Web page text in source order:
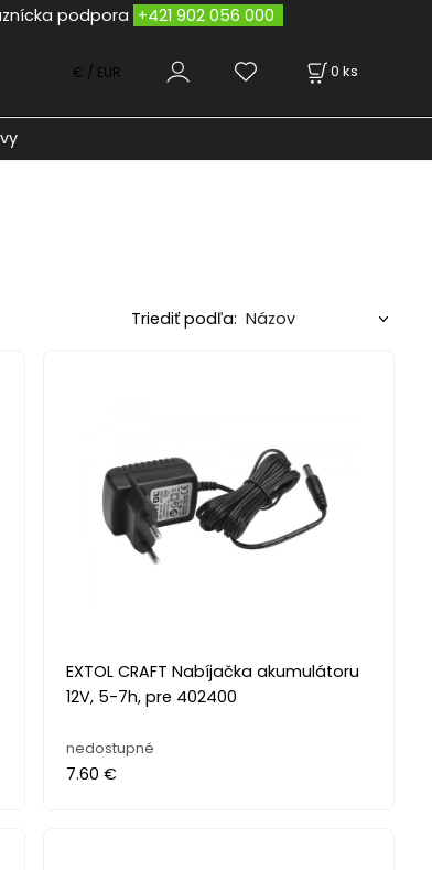
+421 902 056 000
0 ks
€ / EUR
Triediť podľa:
EXTOL CRAFT Nabíjačka akumulátoru
12V, 5-7h, pre 402400
nedostupné
7.60 €